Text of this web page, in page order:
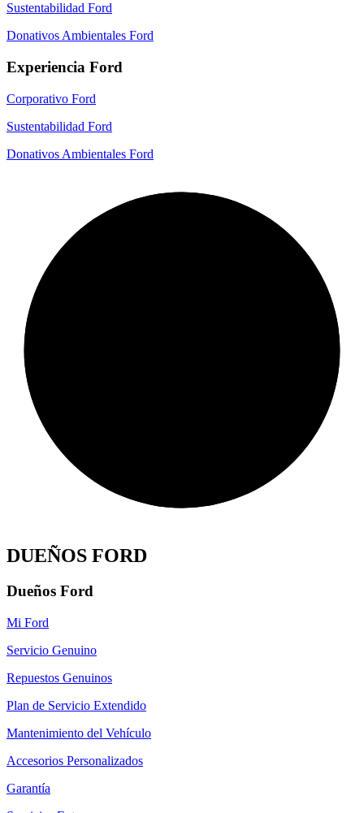
Sustentabilidad Ford
Donativos Ambientales Ford
Experiencia Ford
Corporativo Ford
Sustentabilidad Ford
Donativos Ambientales Ford
DUEÑOS FORD
Dueños Ford
Mi Ford
Servicio Genuino
Repuestos Genuinos
Plan de Servicio Extendido
Mantenimiento del Vehículo
Accesorios Personalizados
Garantía